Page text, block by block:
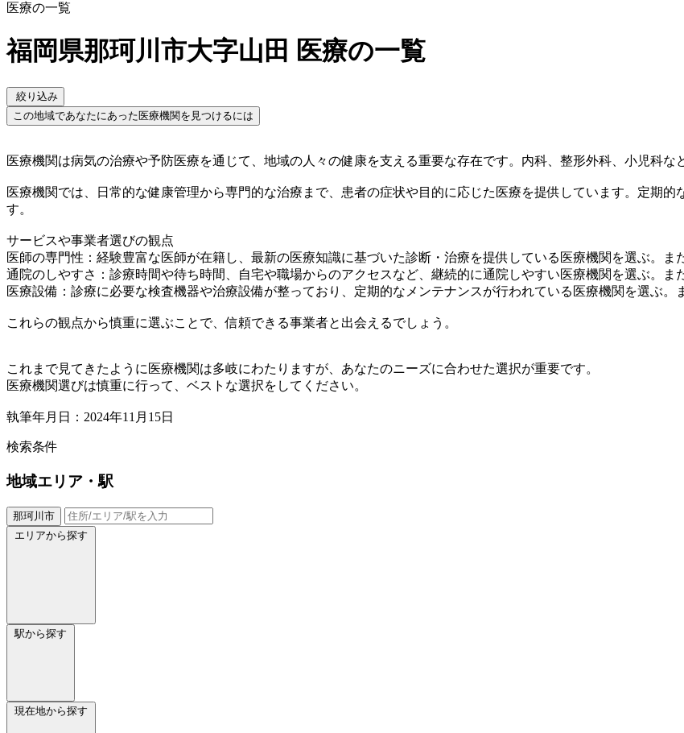
医療の一覧
福岡県那珂川市大字山田 医療の一覧
絞り込み
この地域であなたにあった医療機関を見つけるには
医療機関は病気の治療や予防医療を通じて、地域の人々の健康を支える重要な存在です。内科、整形外科、小児科な
医療機関では、日常的な健康管理から専門的な治療まで、患者の症状や目的に応じた医療を提供しています。定期
す。
サービスや事業者選びの観点
医師の専門性：経験豊富な医師が在籍し、最新の医療知識に基づいた診断・治療を提供している医療機関を選ぶ。
通院のしやすさ：診療時間や待ち時間、自宅や職場からのアクセスなど、継続的に通院しやすい医療機関を選ぶ。
医療設備：診療に必要な検査機器や治療設備が整っており、定期的なメンテナンスが行われている医療機関を選ぶ
これらの観点から慎重に選ぶことで、信頼できる事業者と出会えるでしょう。
これまで見てきたように医療機関は多岐にわたりますが、あなたのニーズに合わせた選択が重要です。
医療機関選びは慎重に行って、ベストな選択をしてください。
執筆年月日：2024年11月15日
検索条件
地域エリア・駅
那珂川市
エリアから探す
駅から探す
現在地から探す